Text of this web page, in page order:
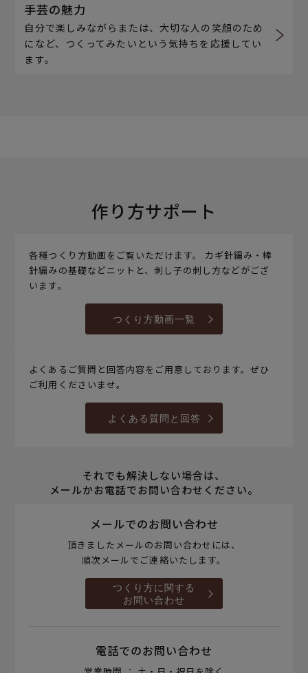
手芸の魅力
自分で楽しみながらまたは、大切な人の笑顔のため
になど、つくってみたいという気持ちを応援してい
ます。
作り方サポート
各種つくり方動画をご覧いただけます。 カギ針編み・棒
針編みの基礎などニットと、刺し子の刺し方などがござ
います。
つくり方動画一覧
よくあるご質問と回答内容をご用意しております。ぜひ
ご利用くださいませ。
よくある質問と回答
それでも解決しない場合は、
メールかお電話でお問い合わせください。
メールでのお問い合わせ
頂きましたメールのお問い合わせには、
順次メールでご連絡いたします。
つくり方に関する
お問い合わせ
電話でのお問い合わせ